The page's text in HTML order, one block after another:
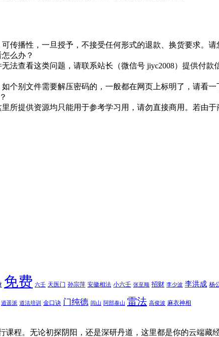
传播性，一旦授予，不接受任何形式的退款、换货要求。
么办？
法查看这类问题，请联系站长（微信号 jiyc2008）提供付款
个别文件需要解压密码的，一般都在网页上标明了，请看一
所提供资源均只能用于参考学习用，请勿直接商用。若由于
免费 六壬 天医门 孙宗萍 安徽相法 小六壬 张至顺 招财 李少波 李洪成 杨
逍遥派 道法培训 金口诀 门纯德 闾山 阿部泰山 雷法 高俊波 麻衣神相
程。无论初探阴阳，还是深研丹道，这里都是你的云端藏